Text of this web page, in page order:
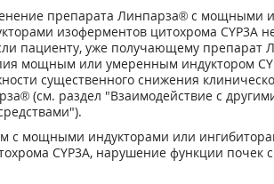
препарата Линпарза® с мощными
изоферментов цитохрома CYP3A
пациенту, уже получающему препарат
мощным или умеренным индуктором
существенного снижения
® (см. раздел "Взаимодействие с
с мощными индукторами или
CYP3A, нарушение функции почек